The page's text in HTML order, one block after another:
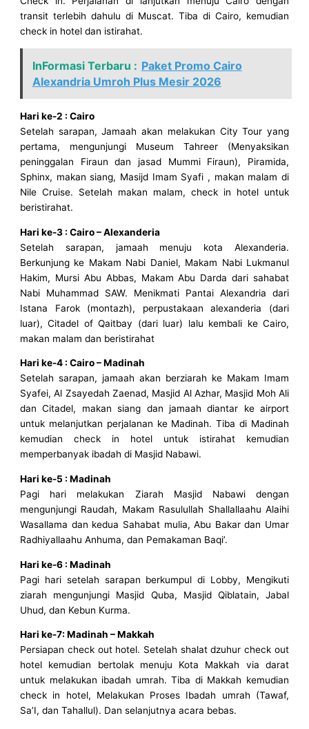
transit terlebih dahulu di Muscat. Tiba di Cairo, kemudian
check in hotel dan istirahat.
InFormasi Terbaru : Paket Promo Cairo
Alexandria Umroh Plus Mesir 2026
Hari ke-2 : Cairo
Setelah sarapan, Jamaah akan melakukan City Tour yang
pertama, mengunjungi Museum Tahreer (Menyaksikan
peninggalan Firaun dan jasad Mummi Firaun), Piramida,
Sphinx, makan siang, Masijd Imam Syafi , makan malam di
Nile Cruise. Setelah makan malam, check in hotel untuk
beristirahat.
Hari ke-3 : Cairo – Alexanderia
Setelah sarapan, jamaah menuju kota Alexanderia.
Berkunjung ke Makam Nabi Daniel, Makam Nabi Lukmanul
Hakim, Mursi Abu Abbas, Makam Abu Darda dari sahabat
Nabi Muhammad SAW‎. Menikmati Pantai Alexandria dari
Istana Farok (montazh), perpustakaan alexanderia (dari
luar), Citadel of Qaitbay (dari luar) lalu kembali ke Cairo,
makan malam dan beristirahat
Hari ke-4 : Cairo – Madinah
Setelah sarapan, jamaah akan berziarah ke Makam Imam
Syafei, Al Zsayedah Zaenad, Masjid Al Azhar, Masjid Moh Ali
dan Citadel, makan siang dan jamaah diantar ke airport
untuk melanjutkan perjalanan ke Madinah. Tiba di Madinah
kemudian check in hotel untuk istirahat kemudian
memperbanyak ibadah di Masjid Nabawi.
Hari ke-5 : Madinah
Pagi hari melakukan Ziarah Masjid Nabawi dengan
mengunjungi Raudah, Makam Rasulullah Shallallaahu Alaihi
Wasallama dan kedua Sahabat mulia, Abu Bakar dan Umar
Radhiyallaahu Anhuma, dan Pemakaman Baqi’.
Hari ke-6 : Madinah
Pagi hari setelah sarapan berkumpul di Lobby, Mengikuti
ziarah mengunjungi Masjid Quba, Masjid Qiblatain, Jabal
Uhud, dan Kebun Kurma.
Hari ke-7: Madinah – Makkah
Persiapan check out hotel. Setelah shalat dzuhur check out
hotel kemudian bertolak menuju Kota Makkah via darat
untuk melakukan ibadah umrah. Tiba di Makkah kemudian
check in hotel, Melakukan Proses Ibadah umrah (Tawaf,
Sa’I, dan Tahallul). Dan selanjutnya acara bebas.